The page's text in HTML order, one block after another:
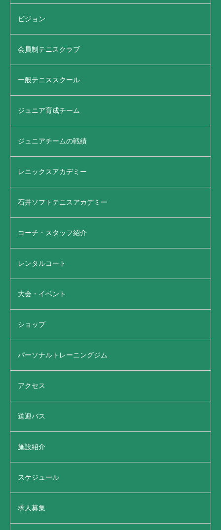
ビジョン
会員制テニスクラブ
一般テニススクール
ジュニア育成チーム
ジュニアチームの戦績
レニックスアカデミー
石井ソフトテニスアカデミー
コーチ・スタッフ紹介
レンタルコート
大会・イベント
ショップ
パーソナルトレーニングジム
アクセス
送迎バス
施設紹介
スケジュール
求人募集